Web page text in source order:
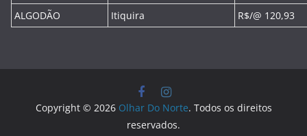
ALGODÃO
Itiquira R$/@ 120,93
Copyright © 2026 Olhar Do Norte. Todos os direitos
reservados.